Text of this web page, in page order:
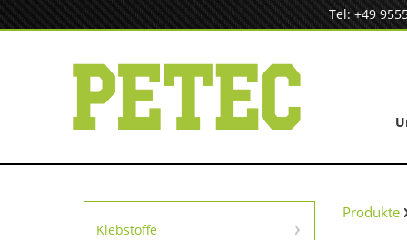
Inhalt
Tel: +49
Klebstoffe
Produkte